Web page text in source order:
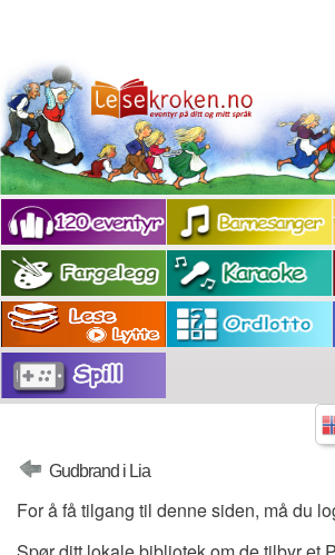
Gudbrand i Lia
For å få tilgang til denne siden, må du